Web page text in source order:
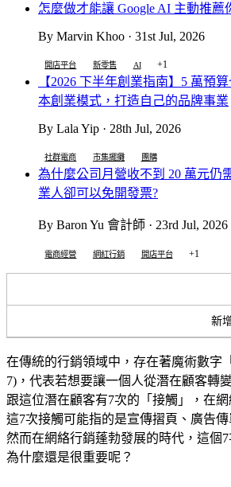
怎麼做才能讓 Google AI 主動推薦
By Marvin Khoo · 31st Jul, 2026
開店平台 新零售 AI +1
【2026 下半年創業指南】5 萬預
本創業模式，打造自己的品牌事業
By Lala Yip · 28th Jul, 2026
社群電商 市集擺攤 團購
為什麼公司月營收不到 20 萬元仍
業人卻可以免開發票?
By Baron Yu 會計師 · 23rd Jul, 2026
電商經營 網紅行銷 開店平台 +1
新
在傳統的行銷領域中，存在著魔術數字
7)，代表若想要讓一個人從潛在顧客轉
跟這位潛在顧客有7次的「接觸」，在網
這7次接觸可能指的是宣傳摺頁、廣告傳
然而在網絡行銷蓬勃發展的時代，這個
為什麼還是很重要呢？